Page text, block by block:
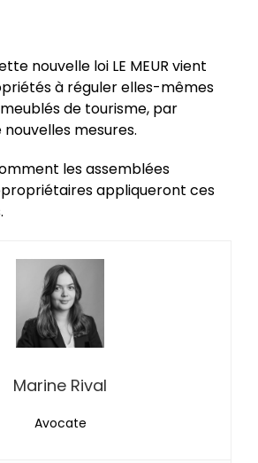
nouvelle loi LE MEUR vient
à réguler elles-mêmes
de tourisme, par
mesures.
les assemblées
appliqueront ces
Marine Rival
Avocate